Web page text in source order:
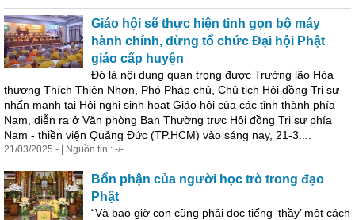
Giáo hội sẽ thực hiện tinh gọn bộ máy
hành chính, dừng tổ chức Đại hội Phật
giáo cấp huyện
Đó là nội dung quan trọng được Trưởng lão Hòa
thượng Thích Thiện Nhơn, Phó Pháp chủ, Chủ tịch Hội đồng Trị sự
nhấn mạnh tại Hội nghị sinh hoạt Giáo hội của các tỉnh thành phía
Nam, diễn ra ở Văn phòng Ban Thường trực Hội đồng Trị sự phía
Nam - thiền viện Quảng Đức (TP.HCM) vào sáng nay, 21-3....
21/03/2025 - | Nguồn tin : -/-
Bổn phận của người học trò trong đạo
Phật
“Và bao giờ con cũng phải đọc tiếng ‘thầy’ một cách